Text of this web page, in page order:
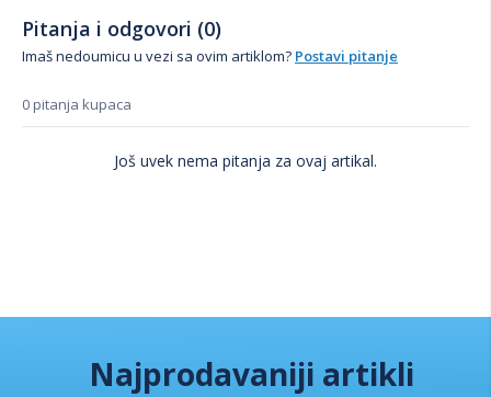
Pitanja i odgovori (0)
Imaš nedoumicu u vezi sa ovim artiklom? Postavi pitanje
0 pitanja kupaca
Još uvek nema pitanja za ovaj artikal.
Najprodavaniji artikli